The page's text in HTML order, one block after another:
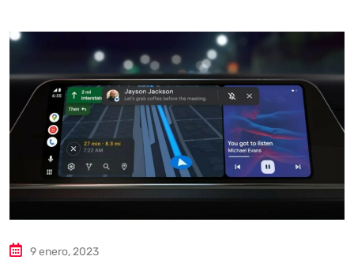
9 enero, 2023